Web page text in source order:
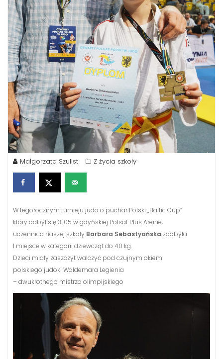
Małgorzata Szulist Z życia szkoły
W tegorocznym turnieju judo o puchar Polski „Baltic Cup”
który odbył się 31.05 w gdyńskiej Polsat Plus Arenie,
uczennica naszej szkoły Barbara Sebastyańska zdobyła
I miejsce w kategorii dziewcząt do 40 kg.
Dzieci miały zaszczyt walczyć pod czujnym okiem
polskiego judoki Waldemara Legienia
– dwukrotnego mistrza olimpijskiego